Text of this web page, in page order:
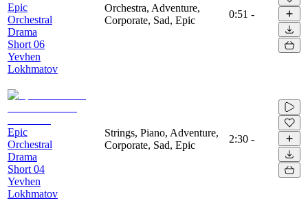
Epic
Orchestral
Drama
Short 06
Yevhen
Lokhmatov
Orchestra, Adventure,
Corporate, Sad, Epic
0:51 -
Epic
Orchestral
Drama
Short 04
Yevhen
Lokhmatov
Strings, Piano, Adventure,
Corporate, Sad, Epic
2:30 -